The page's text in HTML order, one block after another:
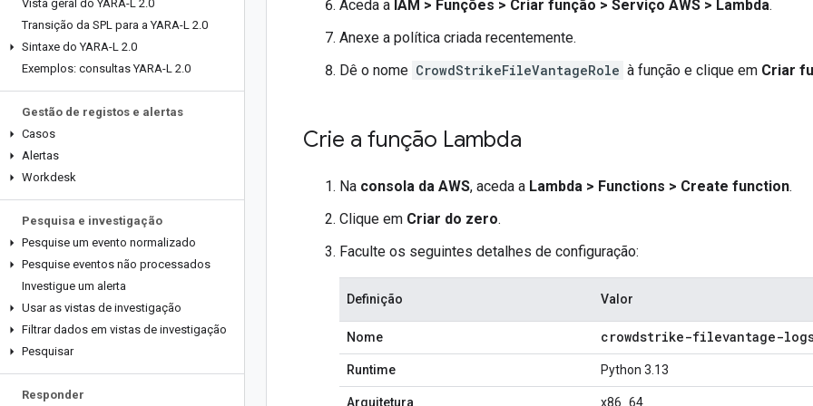
Vista geral do YARA-L 2.0
Transição da SPL para a YARA-L 2.0
Sintaxe do YARA-L 2.0
Exemplos: consultas YARA-L 2.0
Gestão de registos e alertas
Casos
Alertas
Workdesk
Pesquisa e investigação
Pesquise um evento normalizado
Pesquise eventos não processados
Investigue um alerta
Usar as vistas de investigação
Filtrar dados em vistas de investigação
Pesquisar
Responder
Aceda a IAM > Funções > Criar função > Serviço AWS > Lambda.
Anexe a política criada recentemente.
Dê o nome CrowdStrikeFileVantageRole à função e clique em Criar
Crie a função Lambda
Na consola da AWS, aceda a Lambda > Functions > Create function.
Clique em Criar do zero.
Faculte os seguintes detalhes de configuração:
Definição Valor
Nome crowdstrike-filevantage-
Runtime Python 3.13
Arquitetura x86_64